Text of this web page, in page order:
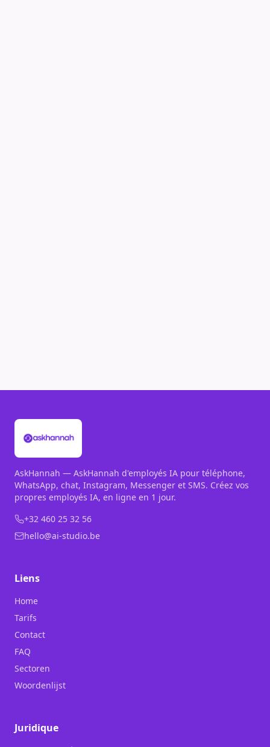
AskHannah — AskHannah d'employés IA pour téléphone,
WhatsApp, chat, Instagram, Messenger et SMS. Créez vos
propres employés IA, en ligne en 1 jour.
+32 460 25 32 56
hello@ai-studio.be
Liens
Home
Tarifs
Contact
FAQ
Sectoren
Woordenlijst
Juridique